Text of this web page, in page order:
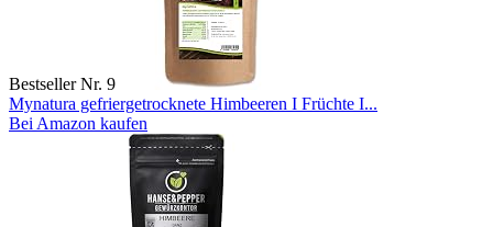
Bestseller Nr. 9
Mynatura gefriergetrocknete Himbeeren I Früchte I...
Bei Amazon kaufen